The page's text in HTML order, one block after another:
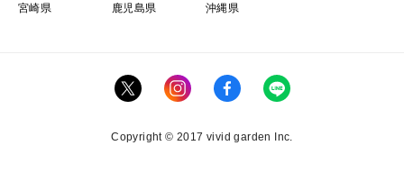
宮崎県
鹿児島県 沖縄県
Copyright © 2017 vivid garden Inc.